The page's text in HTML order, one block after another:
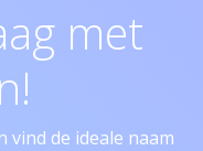
met
vind de ideale naam